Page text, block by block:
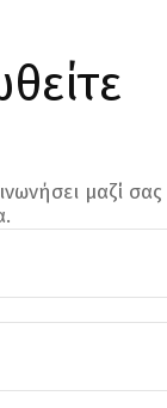
μαζί σας